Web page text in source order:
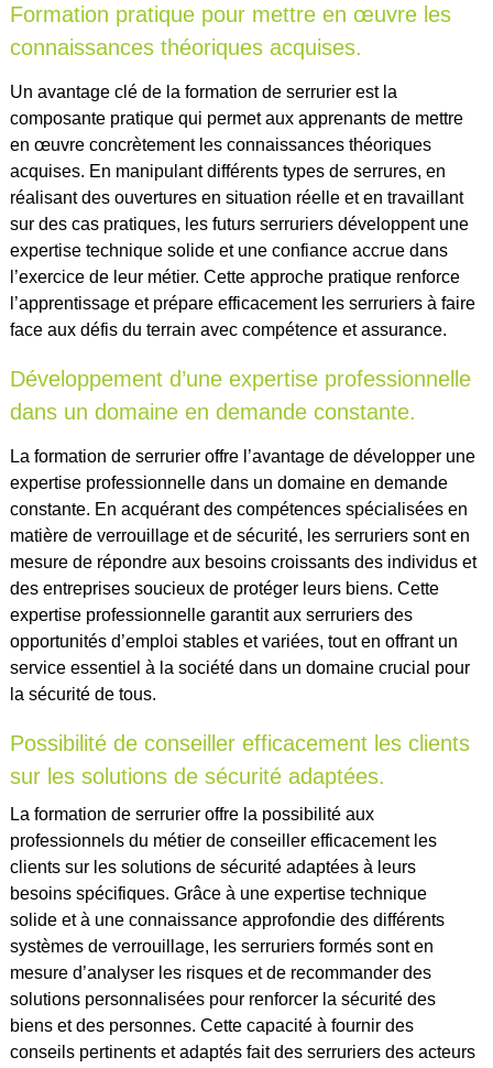
Formation pratique pour mettre en œuvre les
connaissances théoriques acquises.
Un avantage clé de la formation de serrurier est la
composante pratique qui permet aux apprenants de mettre
en œuvre concrètement les connaissances théoriques
acquises. En manipulant différents types de serrures, en
réalisant des ouvertures en situation réelle et en travaillant
sur des cas pratiques, les futurs serruriers développent une
expertise technique solide et une confiance accrue dans
l’exercice de leur métier. Cette approche pratique renforce
l’apprentissage et prépare efficacement les serruriers à faire
face aux défis du terrain avec compétence et assurance.
Développement d’une expertise professionnelle
dans un domaine en demande constante.
La formation de serrurier offre l’avantage de développer une
expertise professionnelle dans un domaine en demande
constante. En acquérant des compétences spécialisées en
matière de verrouillage et de sécurité, les serruriers sont en
mesure de répondre aux besoins croissants des individus et
des entreprises soucieux de protéger leurs biens. Cette
expertise professionnelle garantit aux serruriers des
opportunités d’emploi stables et variées, tout en offrant un
service essentiel à la société dans un domaine crucial pour
la sécurité de tous.
Possibilité de conseiller efficacement les clients
sur les solutions de sécurité adaptées.
La formation de serrurier offre la possibilité aux
professionnels du métier de conseiller efficacement les
clients sur les solutions de sécurité adaptées à leurs
besoins spécifiques. Grâce à une expertise technique
solide et à une connaissance approfondie des différents
systèmes de verrouillage, les serruriers formés sont en
mesure d’analyser les risques et de recommander des
solutions personnalisées pour renforcer la sécurité des
biens et des personnes. Cette capacité à fournir des
conseils pertinents et adaptés fait des serruriers des acteurs